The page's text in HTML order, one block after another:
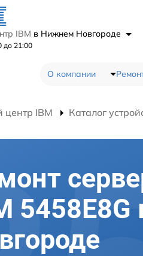
IBM в Нижнем Новгороде
до 21:00
О компании
центр IBM Каталог